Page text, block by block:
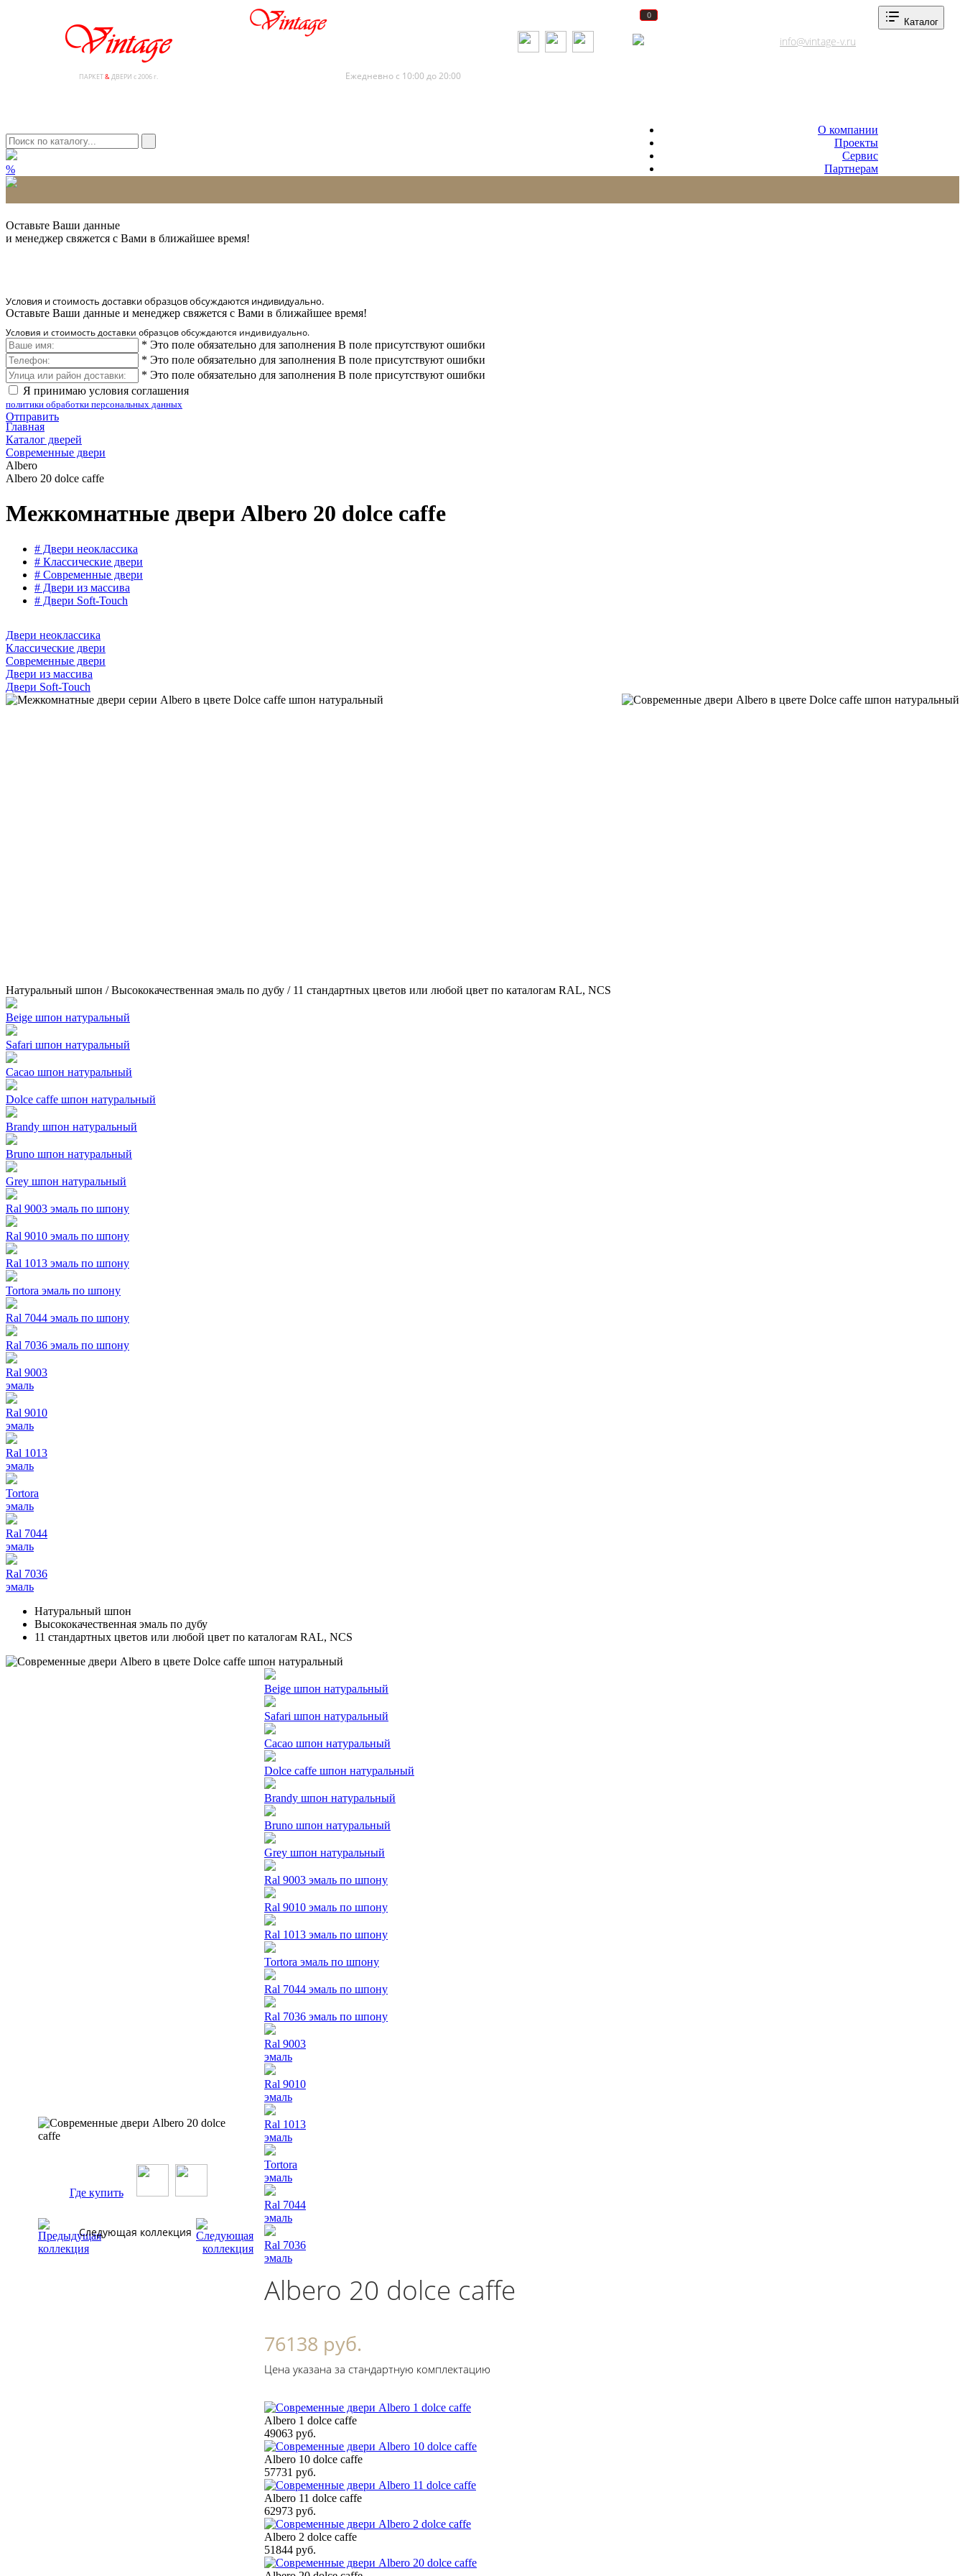
ПАРКЕТ&ДВЕРИ с 2006 г. Ежедневно с 10:00 до 20:00
info@vintage-v.ru
0
0
О компании
Проекты
Сервис
Партнерам
Каталог
%
Оставьте Ваши данные
и менеджер свяжется с Вами в ближайшее время!
Условия и стоимость доставки образцов обсуждаются индивидуально.
Оставьте Ваши данные и менеджер свяжется с Вами в ближайшее время!
Условия и стоимость доставки образцов обсуждаются индивидуально.
* Это поле обязательно для заполнения В поле присутствуют ошибки
* Это поле обязательно для заполнения В поле присутствуют ошибки
* Это поле обязательно для заполнения В поле присутствуют ошибки
Я принимаю условия соглашения
политики обработки персональных данных
Отправить
Главная
Каталог дверей
Современные двери
Albero
Albero 20 dolce caffe
Межкомнатные двери Albero 20 dolce caffe
# Двери неоклассика
# Классические двери
# Современные двери
# Двери из массива
# Двери Soft-Touch
Двери неоклассика
Классические двери
Современные двери
Двери из массива
Двери Soft-Touch
Натуральный шпон / Высококачественная эмаль по дубу / 11 стандартных цветов или любой цвет по каталогам RAL, NCS
Beige шпон натуральный
Safari шпон натуральный
Cacao шпон натуральный
Dolce caffe шпон натуральный
Brandy шпон натуральный
Bruno шпон натуральный
Grey шпон натуральный
Ral 9003 эмаль по шпону
Ral 9010 эмаль по шпону
Ral 1013 эмаль по шпону
Tortora эмаль по шпону
Ral 7044 эмаль по шпону
Ral 7036 эмаль по шпону
Ral 9003
эмаль
Ral 9010
эмаль
Ral 1013
эмаль
Tortora
эмаль
Ral 7044
эмаль
Ral 7036
эмаль
Натуральный шпон
Высококачественная эмаль по дубу
11 стандартных цветов или любой цвет по каталогам RAL, NCS
Где купить
Следующая коллекция
Beige шпон натуральный
Safari шпон натуральный
Cacao шпон натуральный
Dolce caffe шпон натуральный
Brandy шпон натуральный
Bruno шпон натуральный
Grey шпон натуральный
Ral 9003 эмаль по шпону
Ral 9010 эмаль по шпону
Ral 1013 эмаль по шпону
Tortora эмаль по шпону
Ral 7044 эмаль по шпону
Ral 7036 эмаль по шпону
Ral 9003
эмаль
Ral 9010
эмаль
Ral 1013
эмаль
Tortora
эмаль
Ral 7044
эмаль
Ral 7036
эмаль
Albero 20 dolce caffe
76138 руб.
Цена указана за стандартную комплектацию
Albero 1 dolce caffe
49063 руб.
Albero 10 dolce caffe
57731 руб.
Albero 11 dolce caffe
62973 руб.
Albero 2 dolce caffe
51844 руб.